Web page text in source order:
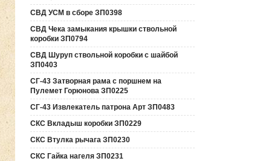
СВД УСМ в сборе ЗП0398
СВД Чека замыкания крышки ствольной
коробки ЗП0794
СВД Шуруп ствольной коробки с шайбой
ЗП0403
СГ-43 Затворная рама с поршнем на
Пулемет Горюнова ЗП0225
СГ-43 Извлекатель патрона Арт ЗП0483
СКС Вкладыш коробки ЗП0229
СКС Втулка рычага ЗП0230
СКС Гайка нагеля ЗП0231